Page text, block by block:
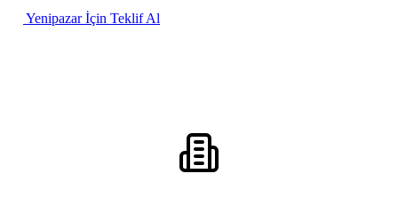
Yenipazar İçin Teklif Al